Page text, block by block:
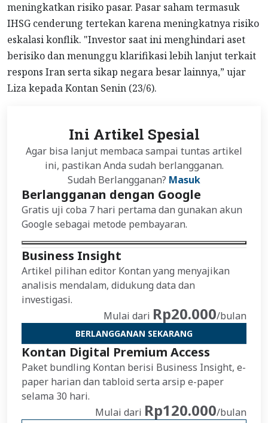
meningkatkan risiko pasar. Pasar saham termasuk
IHSG cenderung tertekan karena meningkatnya risiko
eskalasi konflik. "Investor saat ini menghindari aset
berisiko dan menunggu klarifikasi lebih lanjut terkait
respons Iran serta sikap negara besar lainnya,” ujar
Liza kepada Kontan Senin (23/6).
Ini Artikel Spesial
Agar bisa lanjut membaca sampai tuntas artikel
ini, pastikan Anda sudah berlangganan.
Sudah Berlangganan? Masuk
Berlangganan dengan Google
Gratis uji coba 7 hari pertama dan gunakan akun
Google sebagai metode pembayaran.
Business Insight
Artikel pilihan editor Kontan yang menyajikan
analisis mendalam, didukung data dan
investigasi.
Mulai dari Rp20.000/bulan
BERLANGGANAN SEKARANG
Kontan Digital Premium Access
Paket bundling Kontan berisi Business Insight, e-
paper harian dan tabloid serta arsip e-paper
selama 30 hari.
Mulai dari Rp120.000/bulan